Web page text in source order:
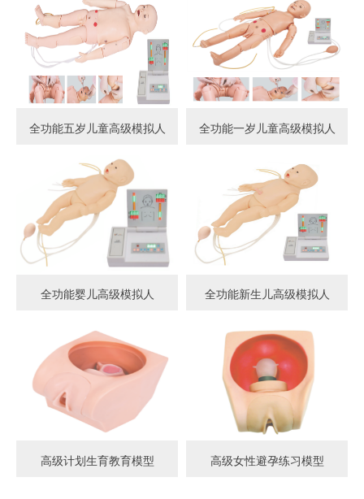
全功能五岁儿童高级模拟人 全功能一岁儿童高级模拟人
全功能婴儿高级模拟人 全功能新生儿高级模拟人
高级计划生育教育模型 高级女性避孕练习模型